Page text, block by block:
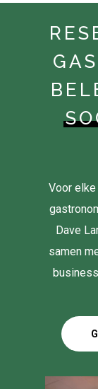
Voor elke
Dave
samen